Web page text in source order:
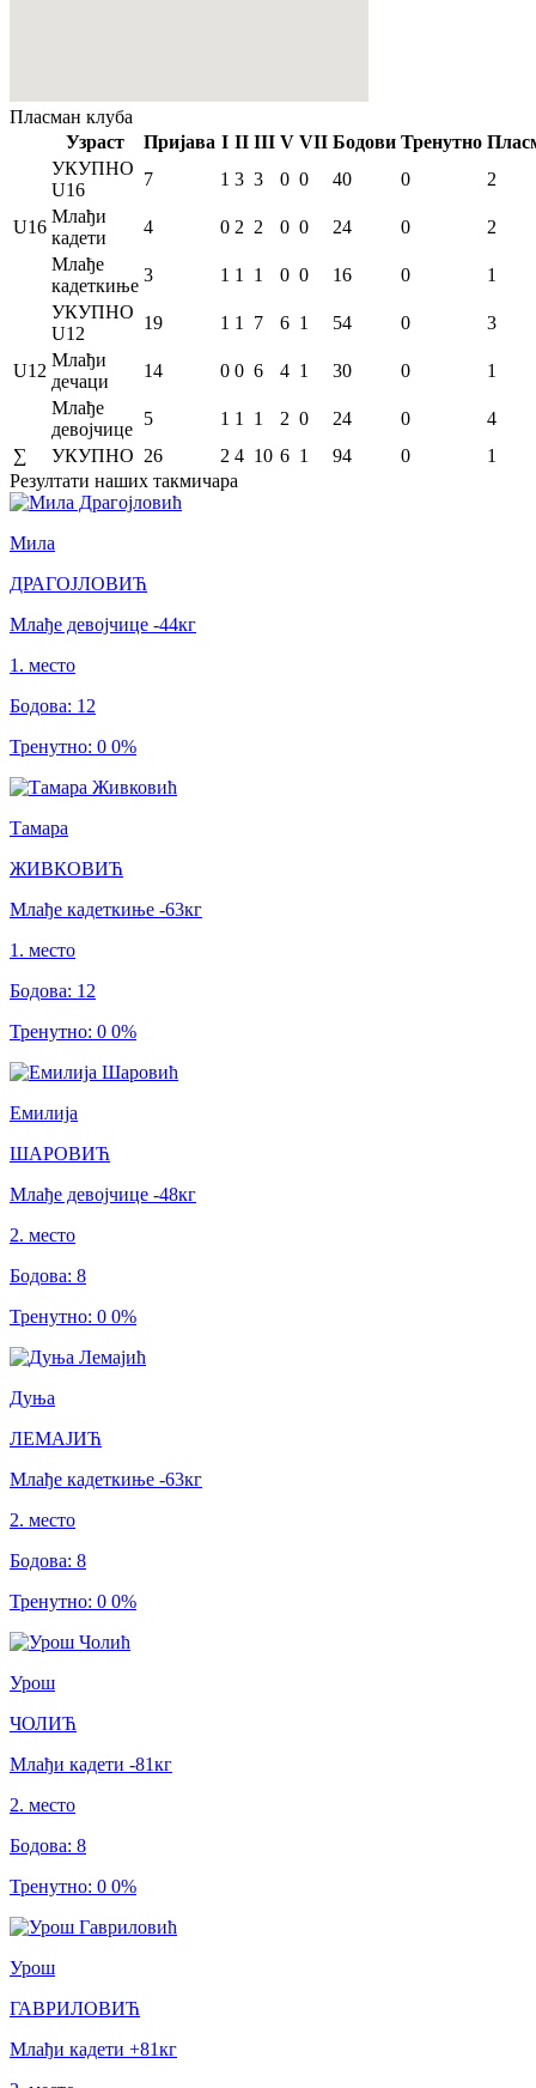
Пласман клуба
Узраст
Пријава I II III V VII Бодови Тренутно
U16
УКУПНО
U16
7 1 3 3 0 0 40 0
2
Млађи
кадети
4 0 2 2 0 0 24 0
2
Млађе
кадеткиње
3 1 1 1 0 0 16 0 1
U12
УКУПНО
U12
19 1 1 7 6 1 54 0
3
Млађи
дечаци
14 0 0 6 4 1 30 0
1
Млађе
девојчице
5 1 1 1 2 0 24 0
4
∑
УКУПНО 26 2 4 10 6 1 94 0
1
Резултати наших такмичара
Мила
ДРАГОЈЛОВИЋ
Млађе девојчице -44кг
1 . место
Бодова: 12
Тренутно: 0 0%
Тамара
ЖИВКОВИЋ
Млађе кадеткиње -63кг
1 . место
Бодова: 12
Тренутно: 0 0%
Емилија
ШАРОВИЋ
Млађе девојчице -48кг
2. место
Бодова: 8
Тренутно: 0 0%
Дуња
ЛЕМАЈИЋ
Млађе кадеткиње -63кг
2. место
Бодова: 8
Тренутно: 0 0%
Урош
ЧОЛИЋ
Млађи кадети -81кг
2. место
Бодова: 8
Тренутно: 0 0%
Урош
ГАВРИЛОВИЋ
Млађи кадети +81кг